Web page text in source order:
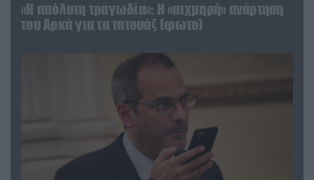
«Η απόλυτη τραγωδία»: Η «αιχμηρή» ανάρτηση
του Αρκά για τα τατουάζ (φωτο)